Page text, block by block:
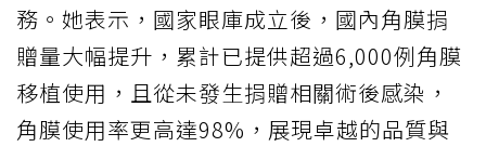
務。她表示，國家眼庫成立後，國內角膜捐
贈量大幅提升，累計已提供超過6,000例角膜
移植使用，且從未發生捐贈相關術後感染，
角膜使用率更高達98%，展現卓越的品質與